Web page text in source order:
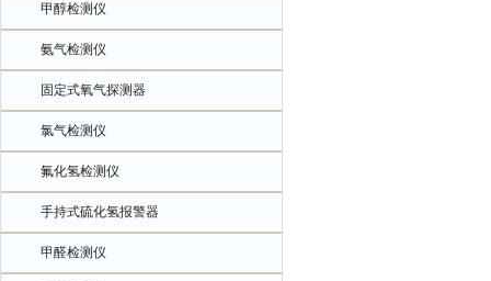
甲醇检测仪
氨气检测仪
固定式氧气探测器
氯气检测仪
氟化氢检测仪
手持式硫化氢报警器
甲醛检测仪